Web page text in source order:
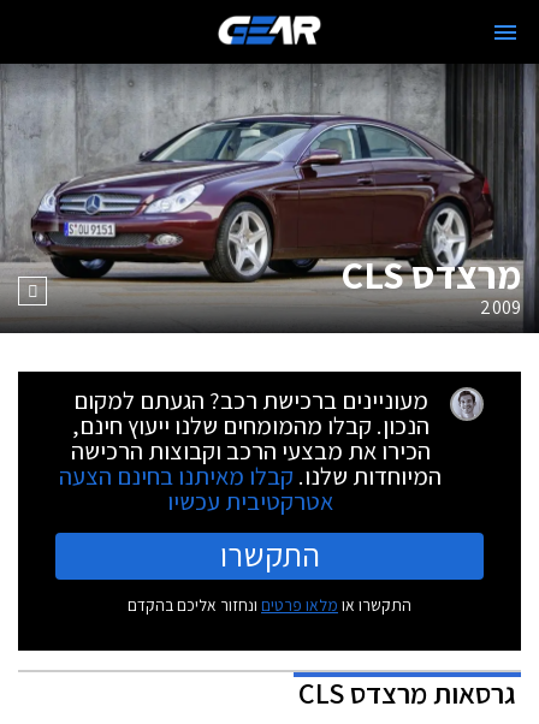
מרצדס CLS
2009
מעוניינים ברכישת רכב? הגעתם למקום
הנכון. קבלו מהמומחים שלנו ייעוץ חינם,
הכירו את מבצעי הרכב וקבוצות הרכישה
המיוחדות שלנו. קבלו מאיתנו בחינם הצעה
אטרקטיבית עכשיו
התקשרו
התקשרו או מלאו פרטים ונחזור אליכם בהקדם
גרסאותמרצדס CLS